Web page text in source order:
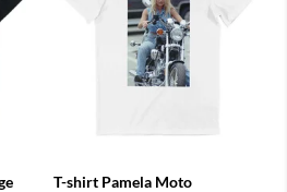
T-shirt Pamela Moto